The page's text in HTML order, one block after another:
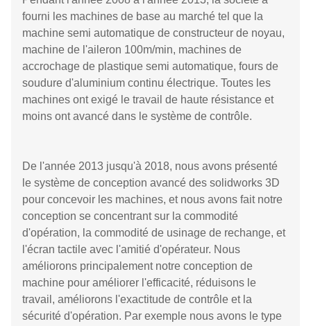
fourni les machines de base au marché tel que la
machine semi automatique de constructeur de noyau,
machine de l'aileron 100m/min, machines de
accrochage de plastique semi automatique, fours de
soudure d'aluminium continu électrique. Toutes les
machines ont exigé le travail de haute résistance et
moins ont avancé dans le système de contrôle.
De l'année 2013 jusqu'à 2018, nous avons présenté
le système de conception avancé des solidworks 3D
pour concevoir les machines, et nous avons fait notre
conception se concentrant sur la commodité
d'opération, la commodité de usinage de rechange, et
l'écran tactile avec l'amitié d'opérateur. Nous
améliorons principalement notre conception de
machine pour améliorer l'efficacité, réduisons le
travail, améliorons l'exactitude de contrôle et la
sécurité d'opération. Par exemple nous avons le type